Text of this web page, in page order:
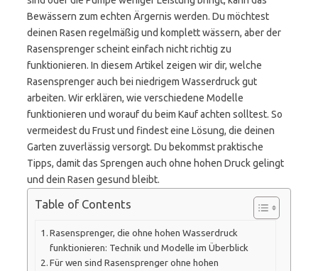
Bewässern zum echten Ärgernis werden. Du möchtest
deinen Rasen regelmäßig und komplett wässern, aber der
Rasensprenger scheint einfach nicht richtig zu
funktionieren. In diesem Artikel zeigen wir dir, welche
Rasensprenger auch bei niedrigem Wasserdruck gut
arbeiten. Wir erklären, wie verschiedene Modelle
funktionieren und worauf du beim Kauf achten solltest. So
vermeidest du Frust und findest eine Lösung, die deinen
Garten zuverlässig versorgt. Du bekommst praktische
Tipps, damit das Sprengen auch ohne hohen Druck gelingt
und dein Rasen gesund bleibt.
Table of Contents
Rasensprenger, die ohne hohen Wasserdruck
funktionieren: Technik und Modelle im Überblick
Für wen sind Rasensprenger ohne hohen